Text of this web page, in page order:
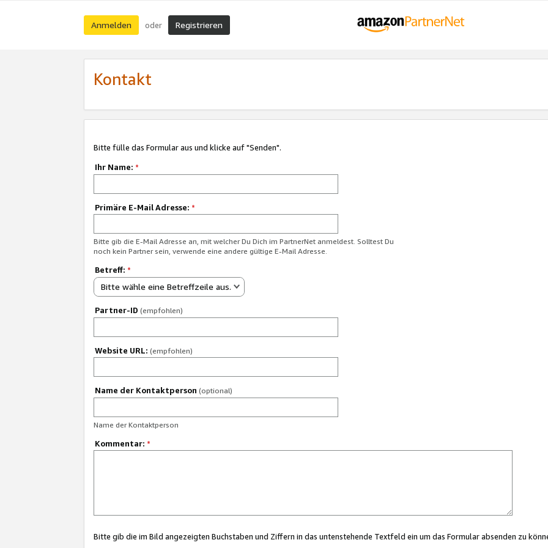
Anmelden oder Registrieren
Kontakt
Bitte fülle das Formular aus und klicke auf "Senden".
Ihr Name: *
Primäre E-Mail Adresse: *
Bitte gib die E-Mail Adresse an, mit welcher Du Dich im PartnerNet anmeldest. Solltest Du
noch kein Partner sein, verwende eine andere gültige E-Mail Adresse.
Betreff: *
Bitte wähle eine Betreffzeile aus.
Partner-ID (empfohlen)
Website URL: (empfohlen)
Name der Kontaktperson (optional)
Name der Kontaktperson
Kommentar: *
Bitte gib die im Bild angezeigten Buchstaben und Ziffern in das untenstehende Textfeld ein um das Formular absenden zu